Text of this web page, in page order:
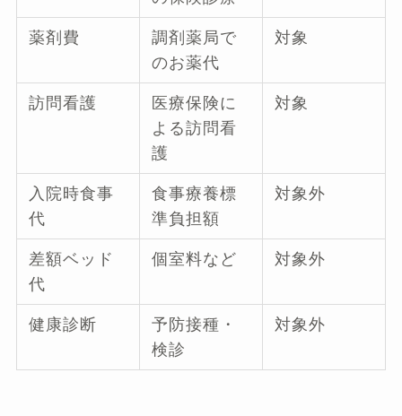
薬剤費
調剤薬局で
のお薬代
対象
訪問看護
医療保険に
よる訪問看
護
対象
入院時食事
代
食事療養標
準負担額
対象外
差額ベッド
代
個室料など 対象外
健康診断
予防接種・
検診
対象外